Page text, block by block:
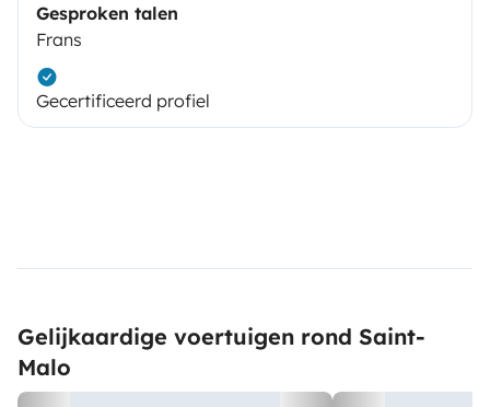
Gesproken talen
Frans
Gecertificeerd profiel
Gelijkaardige voertuigen rond Saint-
Malo